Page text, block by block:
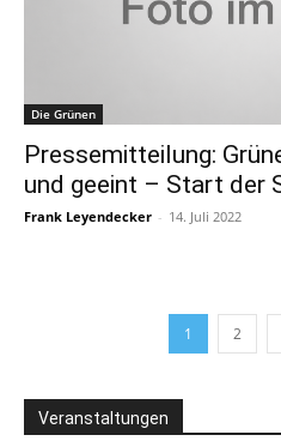
Die Grünen
Pressemitteilung:
und geeint – Start der
Frank Leyendecker - 14. Juli 2022
1 2
Veranstaltungen